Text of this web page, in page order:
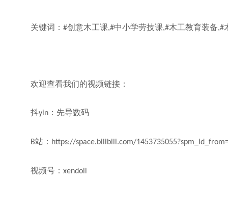
关键词： #创意木工课,#中小学劳技课,#木工教育装备,#
欢迎查看我们的视频链接：
抖yin ：先导数码
B站： https://space.bilibili.com/
视频号： xendoll